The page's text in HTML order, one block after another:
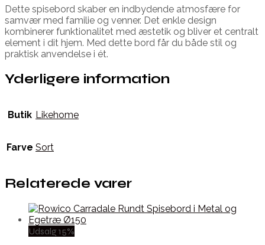
Dette spisebord skaber en indbydende atmosfære for
samvær med familie og venner. Det enkle design
kombinerer funktionalitet med æstetik og bliver et centralt
element i dit hjem. Med dette bord får du både stil og
praktisk anvendelse i ét.
Yderligere information
Butik Likehome
Farve Sort
Relaterede varer
Udsalg 15%